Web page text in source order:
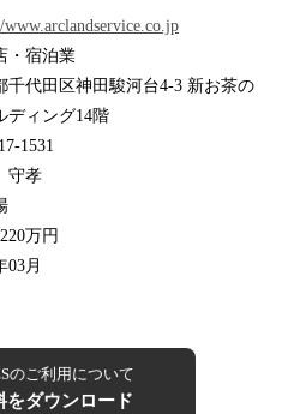
www.arclandservice.co.jp
・宿泊業
千代田区神田駿河台4-3 新お茶の
ディング14階
1531
孝
万円
03月
のご利用について
をダウンロード